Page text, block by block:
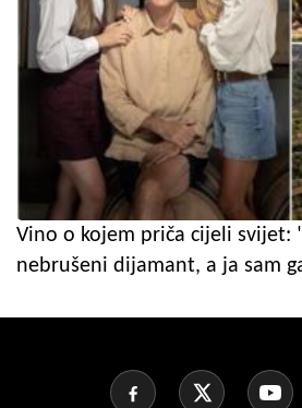
Vino o kojem priča cijeli svijet:
nebrušeni dijamant, a ja sam